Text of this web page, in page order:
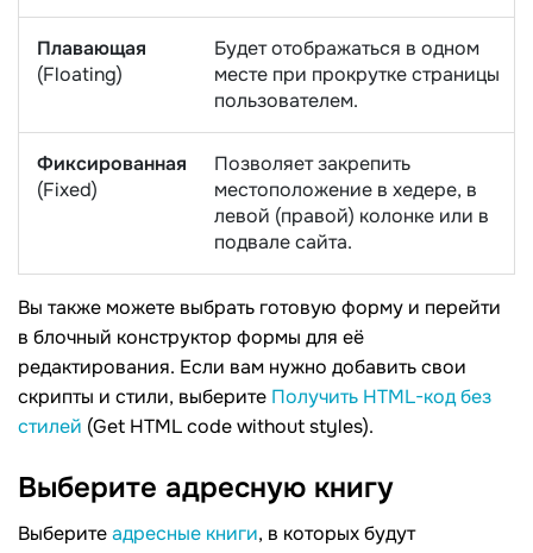
Плавающая
(Floating)
Будет отображаться в одном
месте при прокрутке страницы
пользователем.
Фиксированная
(Fixed)
Позволяет закрепить
местоположение в хедере, в
левой (правой) колонке или в
подвале сайта.
Вы также можете выбрать готовую форму и перейти
в блочный конструктор формы для её
редактирования. Если вам нужно добавить свои
скрипты и стили, выберите Получить HTML-код без
стилей (Get HTML code without styles).
Выберите адресную книгу
Выберитеадресные книги, в которых будут